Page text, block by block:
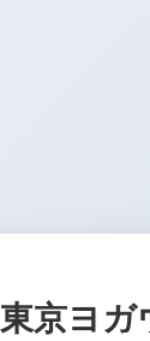
東京ヨガ